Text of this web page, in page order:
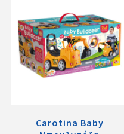
Carotina Baby